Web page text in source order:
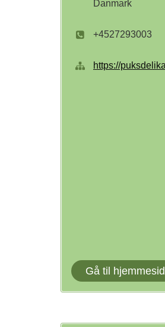
Danmark
+4527293003
https://
Gå til